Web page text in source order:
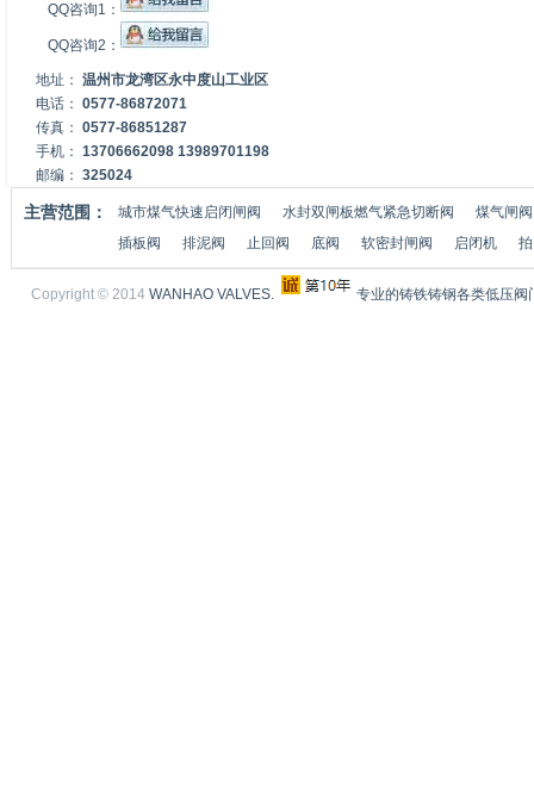
QQ咨询1：
QQ咨询2：
地址： 温州市龙湾区永中度山工业区
电话： 0577-86872071
传真： 0577-86851287
手机： 13706662098 13989701198
邮编： 325024
主营范围： 城市煤气快速启闭闸阀 水封双闸板燃气紧急切断阀
煤气闸阀
插板阀
排泥阀 止回阀 底阀 软密封闸阀 启闭机
Copyright © 2014 WANHAO VALVES. 专业的铸铁铸钢各类低压阀